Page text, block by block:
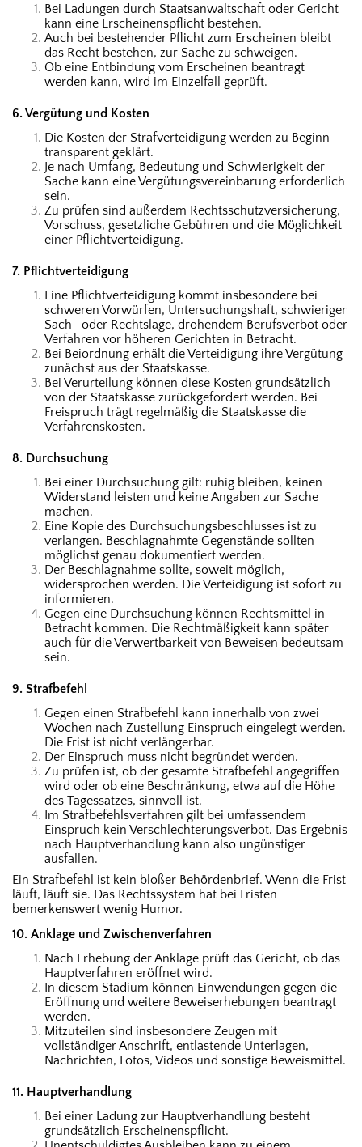
Bei Ladungen durch Staatsanwaltschaft oder Gericht
kann eine Erscheinenspflicht bestehen.
Auch bei bestehender Pflicht zum Erscheinen bleibt
das Recht bestehen, zur Sache zu schweigen.
Ob eine Entbindung vom Erscheinen beantragt
werden kann, wird im Einzelfall geprüft.
6. Vergütung und Kosten
Die Kosten der Strafverteidigung werden zu Beginn
transparent geklärt.
Je nach Umfang, Bedeutung und Schwierigkeit der
Sache kann eine Vergütungsvereinbarung erforderlich
sein.
Zu prüfen sind außerdem Rechtsschutzversicherung,
Vorschuss, gesetzliche Gebühren und die Möglichkeit
einer Pflichtverteidigung.
7. Pflichtverteidigung
Eine Pflichtverteidigung kommt insbesondere bei
schweren Vorwürfen, Untersuchungshaft, schwieriger
Sach- oder Rechtslage, drohendem Berufsverbot oder
Verfahren vor höheren Gerichten in Betracht.
Bei Beiordnung erhält die Verteidigung ihre Vergütung
zunächst aus der Staatskasse.
Bei Verurteilung können diese Kosten grundsätzlich
von der Staatskasse zurückgefordert werden. Bei
Freispruch trägt regelmäßig die Staatskasse die
Verfahrenskosten.
8. Durchsuchung
Bei einer Durchsuchung gilt: ruhig bleiben, keinen
Widerstand leisten und keine Angaben zur Sache
machen.
Eine Kopie des Durchsuchungsbeschlusses ist zu
verlangen. Beschlagnahmte Gegenstände sollten
möglichst genau dokumentiert werden.
Der Beschlagnahme sollte, soweit möglich,
widersprochen werden. Die Verteidigung ist sofort zu
informieren.
Gegen eine Durchsuchung können Rechtsmittel in
Betracht kommen. Die Rechtmäßigkeit kann später
auch für die Verwertbarkeit von Beweisen bedeutsam
sein.
9. Strafbefehl
Gegen einen Strafbefehl kann innerhalb von zwei
Wochen nach Zustellung Einspruch eingelegt werden.
Die Frist ist nicht verlängerbar.
Der Einspruch muss nicht begründet werden.
Zu prüfen ist, ob der gesamte Strafbefehl angegriffen
wird oder ob eine Beschränkung, etwa auf die Höhe
des Tagessatzes, sinnvoll ist.
Im Strafbefehlsverfahren gilt bei umfassendem
Einspruch kein Verschlechterungsverbot. Das Ergebnis
nach Hauptverhandlung kann also ungünstiger
ausfallen.
Ein Strafbefehl ist kein bloßer Behördenbrief. Wenn die Frist
läuft, läuft sie. Das Rechtssystem hat bei Fristen
bemerkenswert wenig Humor.
10. Anklage und Zwischenverfahren
Nach Erhebung der Anklage prüft das Gericht, ob das
Hauptverfahren eröffnet wird.
In diesem Stadium können Einwendungen gegen die
Eröffnung und weitere Beweiserhebungen beantragt
werden.
Mitzuteilen sind insbesondere Zeugen mit
vollständiger Anschrift, entlastende Unterlagen,
Nachrichten, Fotos, Videos und sonstige Beweismittel.
11. Hauptverhandlung
Bei einer Ladung zur Hauptverhandlung besteht
grundsätzlich Erscheinenspflicht.